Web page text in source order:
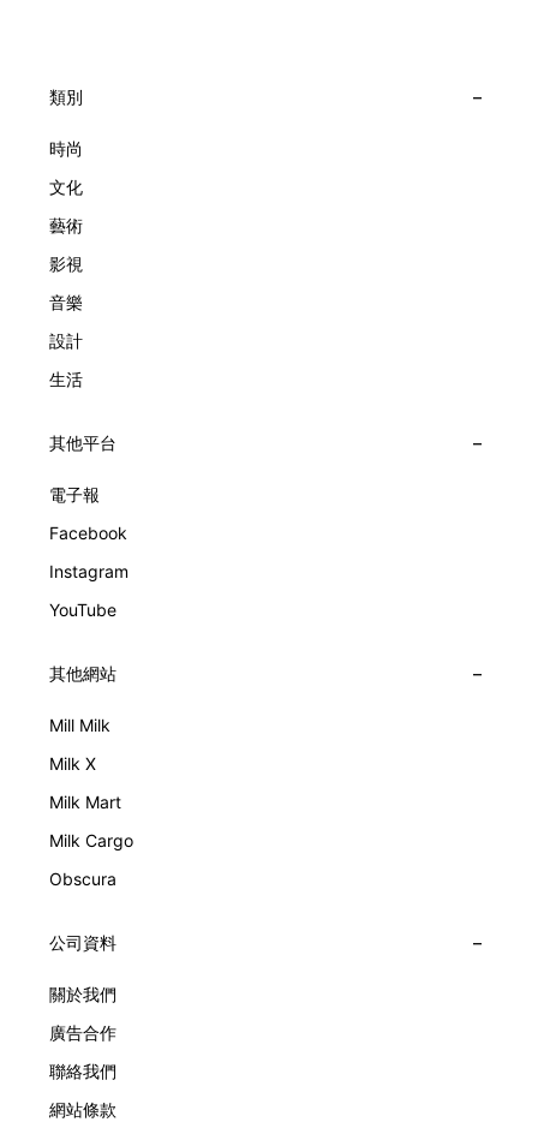
子，以及訴說時間的珠寶。每個主題展區都有精美的佈置回應
大主題展區，彰顯世家的核心價值。2010年，Van Cleef &
級鐘錶大賞（Grand Prix d'Horlogerie de Genève）中獲獎的
擁而吻。雙逆跳機芯精準驅動這場機械浪漫，讓時間不再是抽
象概念，而是心跳的律動。 故事並未完結，2025年推出的
Lady Arpels Bal des Amoureux
類別
時尚
文化
藝術
影視
音樂
設計
生活
其他平台
電子報
Facebook
Instagram
YouTube
其他網站
Mill Milk
Milk X
Milk Mart
Milk Cargo
Obscura
公司資料
關於我們
廣告合作
聯絡我們
網站條款